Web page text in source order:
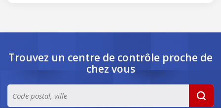
Trouvez un centre de contrôle proche de
chez vous